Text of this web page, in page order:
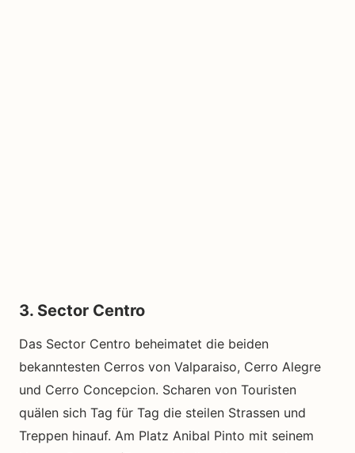
3. Sector Centro
Das Sector Centro beheimatet die beiden
bekanntesten Cerros von Valparaiso, Cerro Alegre
und Cerro Concepcion. Scharen von Touristen
quälen sich Tag für Tag die steilen Strassen und
Treppen hinauf. Am Platz Anibal Pinto mit seinem